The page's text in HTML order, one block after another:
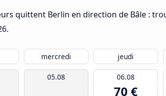
quittent Berlin en direction de Bâle :
.
mercredi jeudi
05.08 06.08
70 €